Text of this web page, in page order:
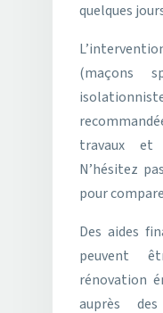
quelques
(maçons
travaux et
N’hésitez
pour
Des aides
peuvent
rénovation
auprès